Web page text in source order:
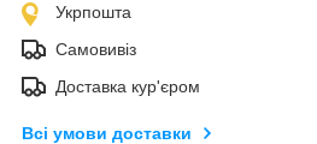
Укрпошта
Самовивіз
Доставка кур'єром
Всі умови доставки